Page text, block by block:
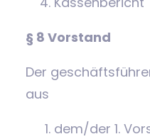
§ 8 Vorstand
Der
aus
dem/der 1.